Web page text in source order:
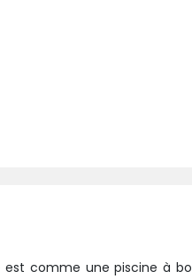
est comme une piscine à